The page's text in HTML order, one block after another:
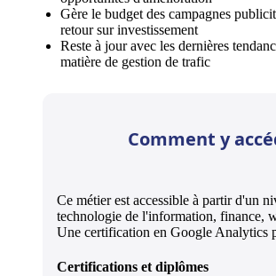
Gère le budget des campagnes
retour sur investissement
Reste à jour avec les dernières
matière de gestion de trafic
Comment y
Ce métier est accessible à partir d'un
technologie de l'information, finance,
Une certification en Google Analytics
Certifications et diplômes